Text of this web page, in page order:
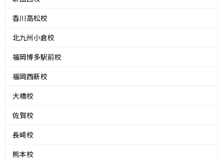
香川高松校
北九州小倉校
福岡博多駅前校
福岡西新校
大橋校
佐賀校
長崎校
熊本校